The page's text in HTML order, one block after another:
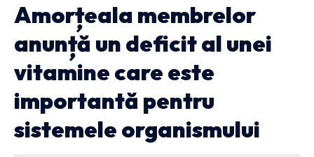
Amorțeala membrelor
anunță un deficit al unei
vitamine care este
importantă pentru
sistemele organismului